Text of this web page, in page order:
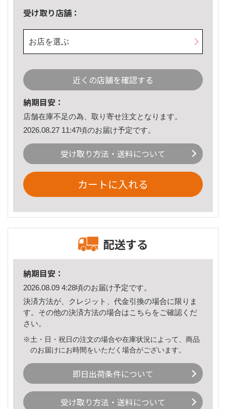
受け取り店舗：
お店を選ぶ
近くの店舗を確認する
納期目安：
店舗在庫不足の為、取り寄せ注文となります。
2026.08.27 11:47頃のお届け予定です。
受け取り方法・送料について
カートに入れる
配送する
納期目安：
2026.08.09 4:28頃のお届け予定です。
決済方法が、クレジット、代金引換の場合に限りま
す。その他の決済方法の場合はこちら をご確認くだ
さい。
※土・日・祝日の注文の場合や在庫状況によって、商品
のお届けにお時間をいただく場合がございます。
即日出荷条件について
受け取り方法・送料について